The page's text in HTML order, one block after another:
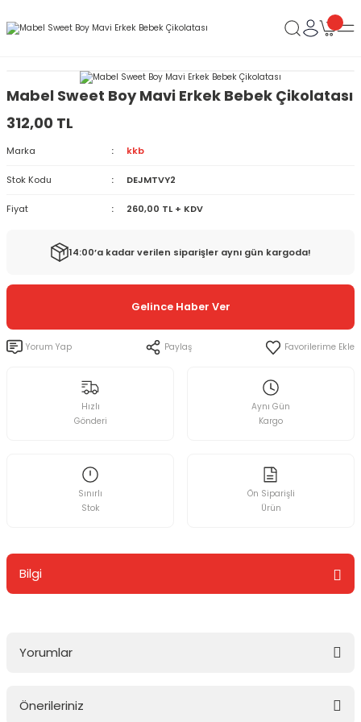
Mabel Sweet Boy Mavi Erkek Bebek Çikolatası
312,00 TL
Marka kkb
Stok Kodu DEJMTVY2
Fiyat 260,00 TL + KDV
14:00’a kadar verilen siparişler aynı gün kargoda!
Gelince Haber Ver
Yorum Yap Paylaş
Hızlı
Gönderi
Aynı Gün
Kargo
Sınırlı
Stok
Ön Siparişli
Ürün
Bilgi
Yorumlar
Önerileriniz